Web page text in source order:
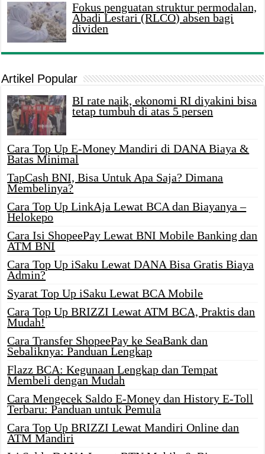
Fokus penguatan struktur permodalan,
Abadi Lestari (RLCO) absen bagi
dividen
Artikel Popular
BI rate naik, ekonomi RI diyakini bisa
tetap tumbuh di atas 5 persen
Cara Top Up E-Money Mandiri di DANA Biaya &
Batas Minimal
TapCash BNI, Bisa Untuk Apa Saja? Dimana
Membelinya?
Cara Top Up LinkAja Lewat BCA dan Biayanya –
Helokepo
Cara Isi ShopeePay Lewat BNI Mobile Banking dan
ATM BNI
Cara Top Up iSaku Lewat DANA Bisa Gratis Biaya
Admin?
Syarat Top Up iSaku Lewat BCA Mobile
Cara Top Up BRIZZI Lewat ATM BCA, Praktis dan
Mudah!
Cara Transfer ShopeePay ke SeaBank dan
Sebaliknya: Panduan Lengkap
Flazz BCA: Kegunaan Lengkap dan Tempat
Membeli dengan Mudah
Cara Mengecek Saldo E-Money dan History E-Toll
Terbaru: Panduan untuk Pemula
Cara Top Up BRIZZI Lewat Mandiri Online dan
ATM Mandiri